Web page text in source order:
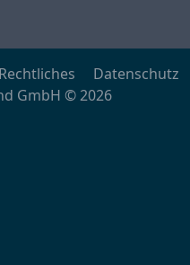
Rechtliches
Datenschutz
GmbH © 2026